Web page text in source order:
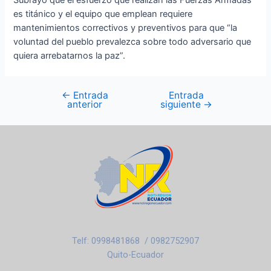
es titánico y el equipo que emplean requiere
mantenimientos correctivos y preventivos para que “la
voluntad del pueblo prevalezca sobre todo adversario que
quiera arrebatarnos la paz”.
← Entrada
anterior
Entrada
siguiente →
Telf: 0998481868 / 0982752907
Quito-Ecuador